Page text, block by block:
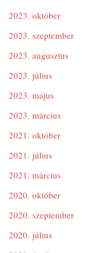
2023. október
2023. szeptember
2023. augusztus
2023. július
2023. május
2023. március
2021. október
2021. július
2021. március
2020. október
2020. szeptember
2020. július